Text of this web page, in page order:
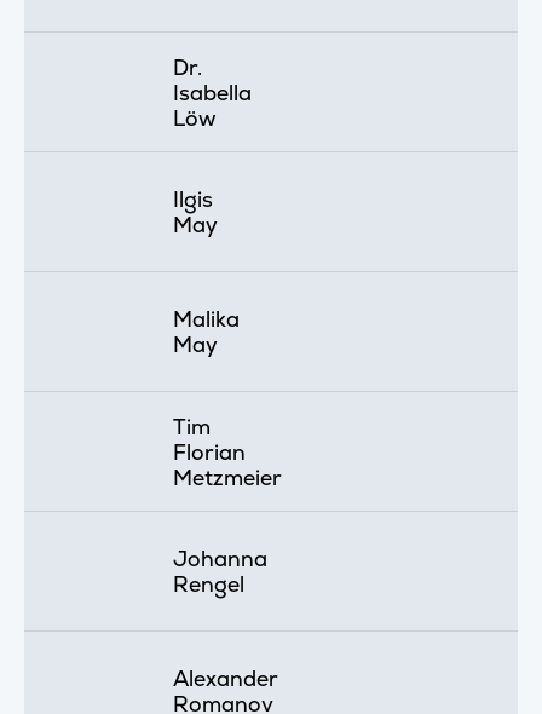
Dr.
Isabella
Löw
Ilgis
May
Malika
May
Tim
Florian
Metzmeier
Johanna
Rengel
Alexander
Romanov